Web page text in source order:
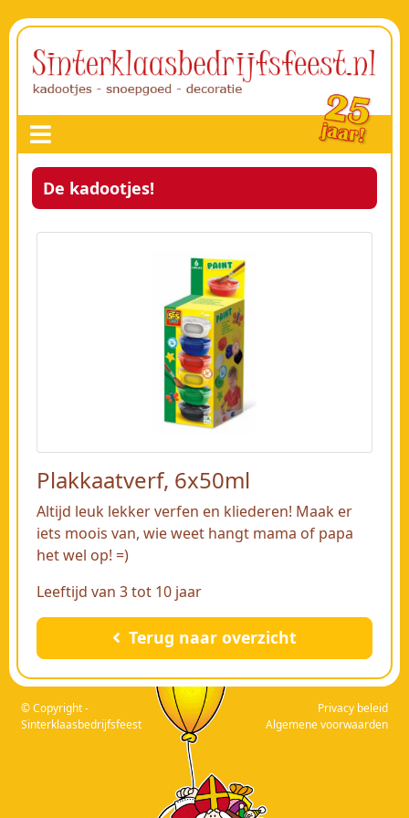
De kadootjes!
Plakkaatverf, 6x50ml
Altijd leuk lekker verfen en kliederen! Maak er
iets moois van, wie weet hangt mama of papa
het wel op! =)
Leeftijd van 3 tot 10 jaar
Terug naar overzicht
© Copyright -
Sinterklaasbedrijfsfeest
Privacy beleid
Algemene voorwaarden